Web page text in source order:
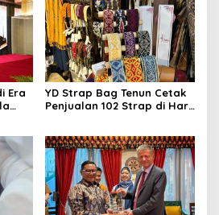
Era
YD Strap Bag Tenun Cetak
Penjualan 102 Strap di Hari
Nusantara Kian Digemari